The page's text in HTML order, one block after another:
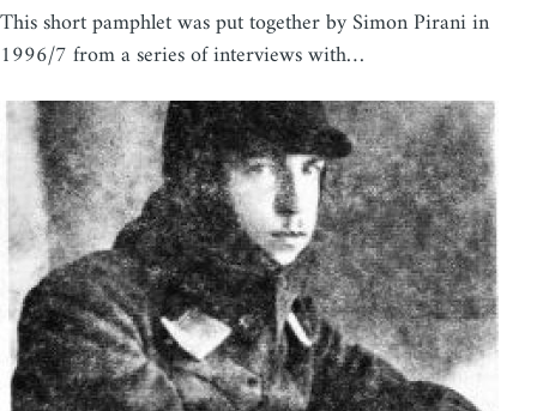
This short pamphlet was put together by Simon Pirani in
1996/7 from a series of interviews with…